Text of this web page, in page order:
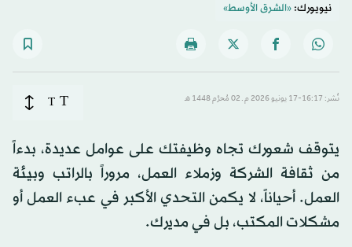
نيويورك:«الشرق الأوسط»
نُشر: 16:17-17 يونيو 2026 م ـ 02 مُحرَّم 1448 هـ T
T
يتوقف شعورك تجاه وظيفتك على عوامل عديدة، بدءاً
من ثقافة الشركة وزملاء العمل، مروراً بالراتب وبيئة
العمل. أحياناً، لا يكمن التحدي الأكبر في عبء العمل أو
مشكلات المكتب، بل في مديرك.